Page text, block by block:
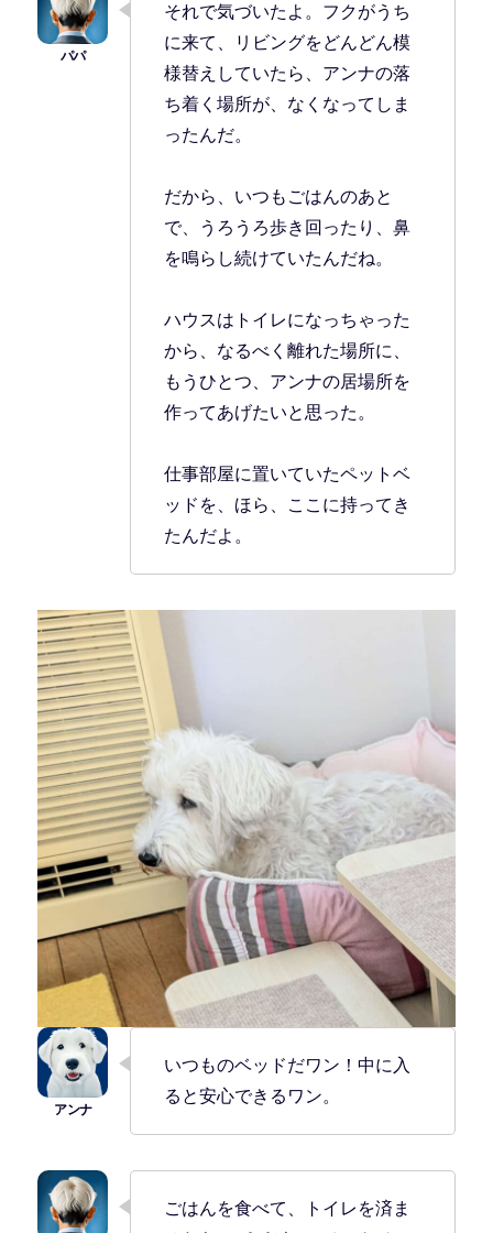
それで気づいたよ。フクがうち
に来て、リビングをどんどん模
様替えしていたら、アンナの落
ち着く場所が、なくなってしま
ったんだ。
だから、いつもごはんのあと
で、うろうろ歩き回ったり、鼻
を鳴らし続けていたんだね。
ハウスはトイレになっちゃった
から、なるべく離れた場所に、
もうひとつ、アンナの居場所を
作ってあげたいと思った。
仕事部屋に置いていたペットベ
ッドを、ほら、ここに持ってき
たんだよ。
いつものベッドだワン！中に入
ると安心できるワン。
ごはんを食べて、トイレを済ま